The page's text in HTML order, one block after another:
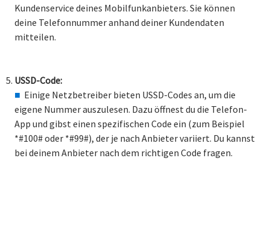
Kundenservice deines Mobilfunkanbieters. Sie können
deine Telefonnummer anhand deiner Kundendaten
mitteilen.
USSD-Code:
Einige Netzbetreiber bieten USSD-Codes an, um die
eigene Nummer auszulesen. Dazu öffnest du die Telefon-
App und gibst einen spezifischen Code ein (zum Beispiel
*#100# oder *#99#), der je nach Anbieter variiert. Du kannst
bei deinem Anbieter nach dem richtigen Code fragen.